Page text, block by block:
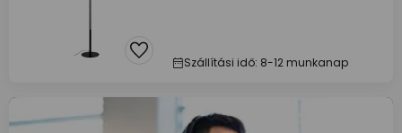
Szállítási idő: 8-12 munkanap